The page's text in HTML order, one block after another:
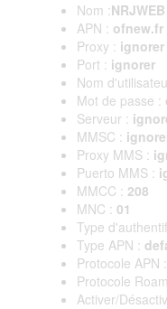
Nom :NRJWEB
APN : ofnew.fr
Proxy : ignorer
Port : ignorer
Nom
Mot de passe :
Serveur :
MMSC :
Proxy MMS :
Puerto MMS :
MMCC : 208
MNC : 01
Type
Type APN :
Protocole APN :
Protocole
Activer/